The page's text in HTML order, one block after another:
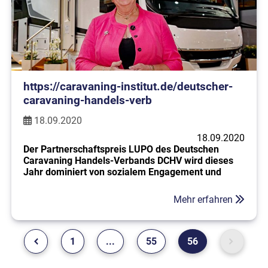
https://caravaning-institut.de/deutscher-
caravaning-handels-verb
18.09.2020
18.09.2020
Der Partnerschaftspreis LUPO des Deutschen
Caravaning Handels-Verbands DCHV wird dieses
Jahr dominiert von sozialem Engagement und
2020 an Barbara Schell vom Hersteller Phoenix
und vier Finanzinstitute der Branche.
Der Partnerschaftspreis LUPO des Deutschen
Caravaning Handels-Verbands DCHV ist mittlerweile
eine Institution in der deutsche....
Mehr erfahren
1 ... 55 56